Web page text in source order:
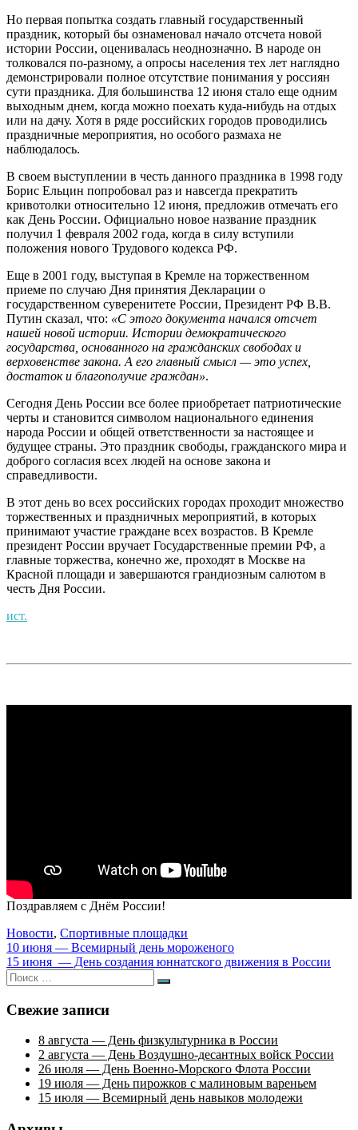
Но первая попытка создать главный государственный
праздник, который бы ознаменовал начало отсчета новой
истории России, оценивалась неоднозначно. В народе он
толковался по-разному, а опросы населения тех лет наглядно
демонстрировали полное отсутствие понимания у россиян
сути праздника. Для большинства 12 июня стало еще одним
выходным днем, когда можно поехать куда-нибудь на отдых
или на дачу. Хотя в ряде российских городов проводились
праздничные мероприятия, но особого размаха не
наблюдалось.
В своем выступлении в честь данного праздника в 1998 году
Борис Ельцин попробовал раз и навсегда прекратить
кривотолки относительно 12 июня, предложив отмечать его
как День России. Официально новое название праздник
получил 1 февраля 2002 года, когда в силу вступили
положения нового Трудового кодекса РФ.
Еще в 2001 году, выступая в Кремле на торжественном
приеме по случаю Дня принятия Декларации о
государственном суверенитете России, Президент РФ В.В.
Путин сказал, что: «С этого документа начался отсчет
нашей новой истории. Истории демократического
государства, основанного на гражданских свободах и
верховенстве закона. А его главный смысл — это успех,
достаток и благополучие граждан».
Сегодня День России все более приобретает патриотические
черты и становится символом национального единения
народа России и общей ответственности за настоящее и
будущее страны. Это праздник свободы, гражданского мира и
доброго согласия всех людей на основе закона и
справедливости.
В этот день во всех российских городах проходит множество
торжественных и праздничных мероприятий, в которых
принимают участие граждане всех возрастов. В Кремле
президент России вручает Государственные премии РФ, а
главные торжества, конечно же, проходят в Москве на
Красной площади и завершаются грандиозным салютом в
честь Дня России.
ист.
Поздравляем с Днём России!
Новости, Спортивные площадки
Навигация
по
записям
10 июня — Всемирный день мороженого
15 июня — День создания юннатского движения в России
Искать:
Поиск
Свежие записи
8 августа — День физкультурника в России
2 августа — День Воздушно-десантных войск России
26 июля — День Военно-Морского Флота России
19 июля — День пирожков с малиновым вареньем
15 июля — Всемирный день навыков молодежи